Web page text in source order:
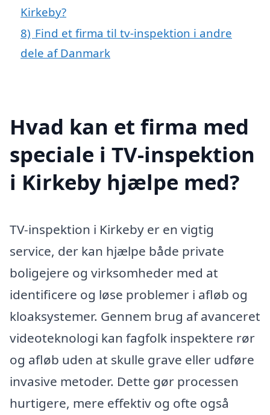
Kirkeby?
8) Find et firma til tv-inspektion i andre
dele af Danmark
Hvad kan et firma med
speciale i TV-inspektion
i Kirkeby hjælpe med?
TV-inspektion i Kirkeby er en vigtig
service, der kan hjælpe både private
boligejere og virksomheder med at
identificere og løse problemer i afløb og
kloaksystemer. Gennem brug af avanceret
videoteknologi kan fagfolk inspektere rør
og afløb uden at skulle grave eller udføre
invasive metoder. Dette gør processen
hurtigere, mere effektiv og ofte også